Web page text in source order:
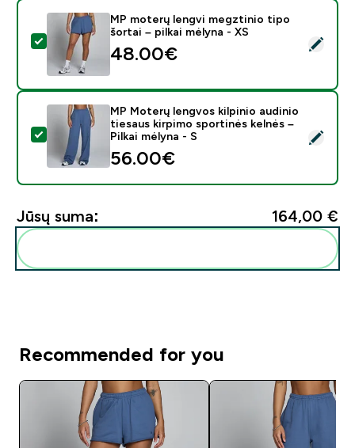
Pasirinkti šį produktą - MP moterų lengvi megztinio
MP moterų lengvi megztinio tipo
šortai – pilkai mėlyna - XS
48.00€‎
Pasirinkti šį produktą - MP Moterų lengvos kilpinio
MP Moterų lengvos kilpinio audinio
tiesaus kirpimo sportinės kelnės –
Pilkai mėlyna - S
56.00€‎
Jūsų suma: 164,00 €‎
Recommended for you